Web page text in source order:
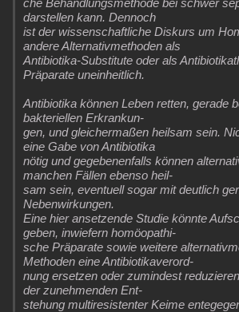
che Behandlungsmethode bei schwer
darstellen kann. Dennoch
ist der wissenschaftliche Diskurs um
andere Alternativmethoden als
Antibiotika-Substitute oder als
Präparate uneinheitlich.
Antibiotika können Leben retten, gerade
bakteriellen Erkrankun-
gen, und gleichermaßen heilsam sein.
eine Gabe von Antibiotika
nötig und gegebenenfalls können
manchen Fällen ebenso heil-
sam sein, eventuell sogar mit deutlich
Nebenwirkungen.
Eine hier ansetzende Studie könnte
geben, inwiefern homöopathi-
sche Präparate sowie weitere
Methoden eine Antibiotikaverord-
nung ersetzen oder zumindest
der zunehmenden Ent-
stehung multiresistenter Keime